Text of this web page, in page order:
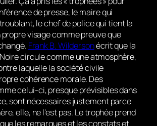
de presse, le maire qui
le chef de police qui tient la
visage comme preuve que
Frank B. Wildersonécrit que la
circule comme une atmosphère,
laquelle la société civile
cohérence morale. Des
celui-ci, presque prévisibles dans
sont nécessaires justement parce
elle, ne l’est pas. Le trophée prend
les remarques et les constats et